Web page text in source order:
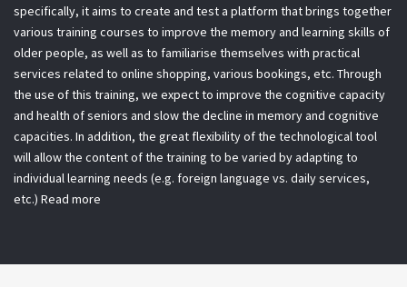
specifically, it aims to create and test a platform that brings together
various training courses to improve the memory and learning skills of
older people, as well as to familiarise themselves with practical
services related to online shopping, various bookings, etc. Through
the use of this training, we expect to improve the cognitive capacity
and health of seniors and slow the decline in memory and cognitive
capacities. In addition, the great flexibility of the technological tool
will allow the content of the training to be varied by adapting to
individual learning needs (e.g. foreign language vs. daily services,
etc.) Read more